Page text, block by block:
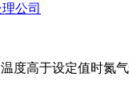
高于设定值时氮